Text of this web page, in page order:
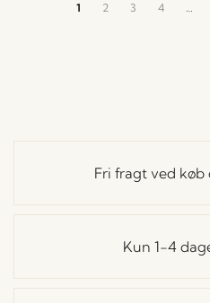
1 2 3 4 …
Fri fragt ved køb
Kun 1-4